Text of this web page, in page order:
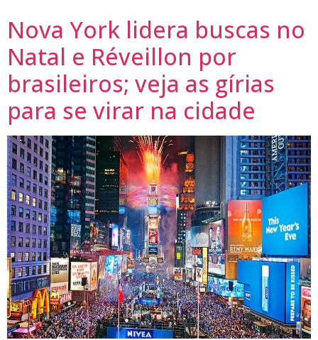
Nova York lidera buscas no
Natal e Réveillon por
brasileiros; veja as gírias
para se virar na cidade